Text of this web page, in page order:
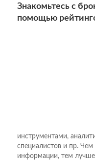
Знакомьтесь с
помощью
инструментами,
специалистов и пр.
информации, тем